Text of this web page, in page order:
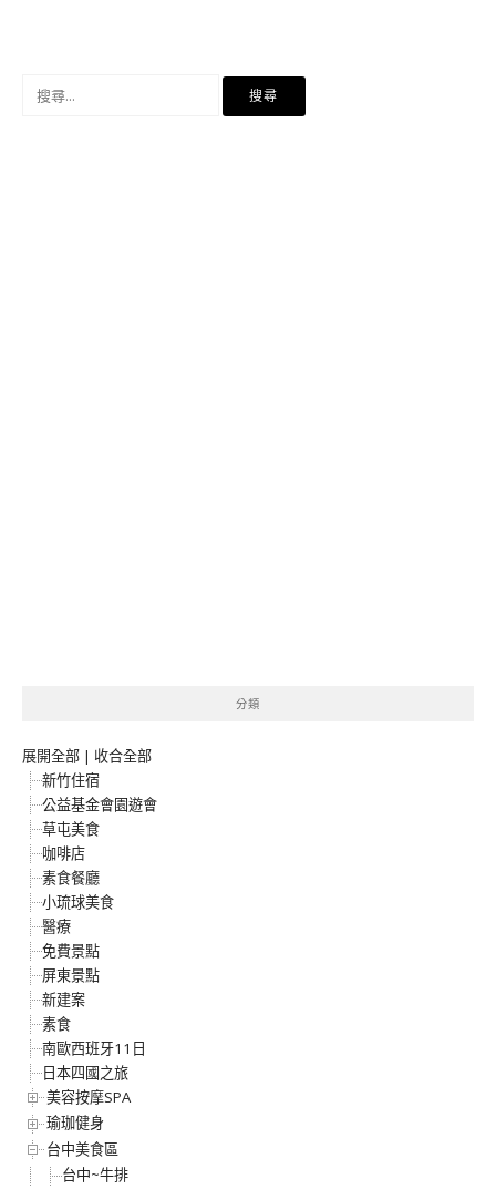
分類
展開全部 | 收合全部
新竹住宿
公益基金會園遊會
草屯美食
咖啡店
素食餐廳
小琉球美食
醫療
免費景點
屏東景點
新建案
素食
南歐西班牙11日
日本四國之旅
美容按摩SPA
瑜珈健身
台中美食區
台中~牛排